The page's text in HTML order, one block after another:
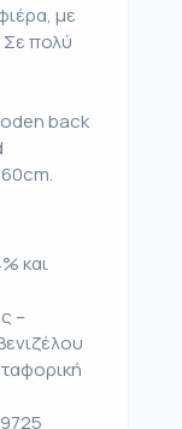
με
Σε πολύ
back
και
–